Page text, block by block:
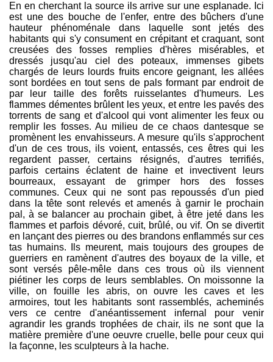
En en cherchant la source ils arrive sur une esplanade. Ici
est une des bouche de l'enfer, entre des bûchers d'une
hauteur phénoménale dans laquelle sont jetés des
habitants qui s'y consument en crépitant et craquant, sont
creusées des fosses remplies d'hères misérables, et
dressés jusqu'au ciel des poteaux, immenses gibets
chargés de leurs lourds fruits encore geignant, les allées
sont bordées en tout sens de pals formant par endroit de
par leur taille des forêts ruisselantes d'humeurs. Les
flammes démentes brûlent les yeux, et entre les pavés des
torrents de sang et d'alcool qui vont alimenter les feux ou
remplir les fosses. Au milieu de ce chaos dantesque se
promènent les envahisseurs. A mesure qu'ils s'approchent
d'un de ces trous, ils voient, entassés, ces êtres qui les
regardent passer, certains résignés, d'autres terrifiés,
parfois certains éclatent de haine et invectivent leurs
bourreaux, essayant de grimper hors des fosses
communes. Ceux qui ne sont pas repoussés d'un pied
dans la tête sont relevés et amenés à garnir le prochain
pal, à se balancer au prochain gibet, à être jeté dans les
flammes et parfois dévoré, cuit, brûlé, ou vif. On se divertit
en lançant des pierres ou des brandons enflammés sur ces
tas humains. Ils meurent, mais toujours des groupes de
guerriers en ramènent d'autres des boyaux de la ville, et
sont versés pêle-mêle dans ces trous où ils viennent
piétiner les corps de leurs semblables. On moissonne la
ville, on fouille les abris, on ouvre les caves et les
armoires, tout les habitants sont rassemblés, acheminés
vers ce centre d'anéantissement infernal pour venir
agrandir les grands trophées de chair, ils ne sont que la
matière première d'une oeuvre cruelle, belle pour ceux qui
la façonne, les sculpteurs à la hache.